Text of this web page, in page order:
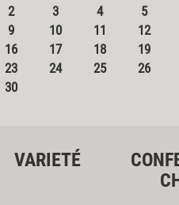
2 3 4 5
9 10 11 12
16 17 18 19
23 24 25 26
30
VARIETÉ